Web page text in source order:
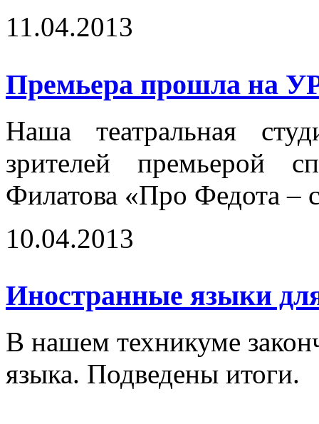
11.04.2013
Премьера прошла на
Наша театральная
зрителей премьерой
Филатова «Про Федота –
10.04.2013
Иностранные языки
В нашем техникуме
языка. Подведены итоги.